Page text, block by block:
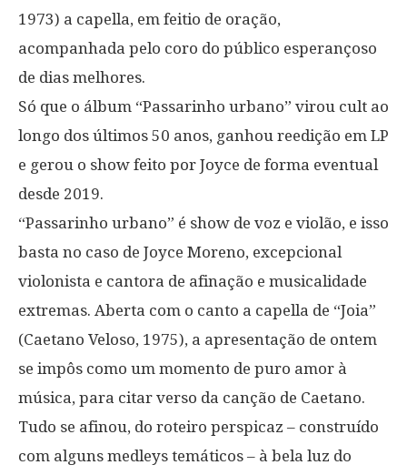
1973) a capella, em feitio de oração,
acompanhada pelo coro do público esperançoso
de dias melhores.
Só que o álbum “Passarinho urbano” virou cult ao
longo dos últimos 50 anos, ganhou reedição em LP
e gerou o show feito por Joyce de forma eventual
desde 2019.
“Passarinho urbano” é show de voz e violão, e isso
basta no caso de Joyce Moreno, excepcional
violonista e cantora de afinação e musicalidade
extremas. Aberta com o canto a capella de “Joia”
(Caetano Veloso, 1975), a apresentação de ontem
se impôs como um momento de puro amor à
música, para citar verso da canção de Caetano.
Tudo se afinou, do roteiro perspicaz – construído
com alguns medleys temáticos – à bela luz do